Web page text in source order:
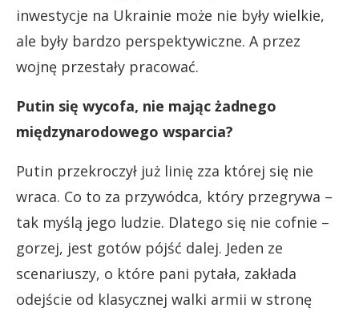
inwestycje na Ukrainie może nie były wielkie,
ale były bardzo perspektywiczne. A przez
wojnę przestały pracować.
Putin się wycofa, nie mając żadnego
międzynarodowego wsparcia?
Putin przekroczył już linię zza której się nie
wraca. Co to za przywódca, który przegrywa –
tak myślą jego ludzie. Dlatego się nie cofnie –
gorzej, jest gotów pójść dalej. Jeden ze
scenariuszy, o które pani pytała, zakłada
odejście od klasycznej walki armii w stronę